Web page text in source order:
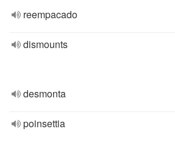
reempacado
dismounts
desmonta
poinsettia